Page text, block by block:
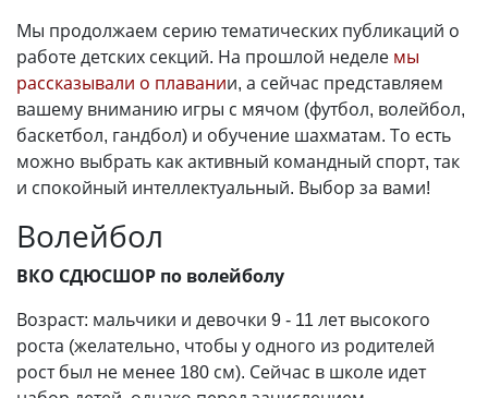
Мы продолжаем серию тематических публикаций о
работе детских секций. На прошлой неделе мы
рассказывали о плавании, а сейчас представляем
вашему вниманию игры с мячом (футбол, волейбол,
баскетбол, гандбол) и обучение шахматам. То есть
можно выбрать как активный командный спорт, так
и спокойный интеллектуальный. Выбор за вами!
Волейбол
ВКО СДЮСШОР по волейболу
Возраст: мальчики и девочки 9 - 11 лет высокого
роста (желательно, чтобы у одного из родителей
рост был не менее 180 см). Сейчас в школе идет